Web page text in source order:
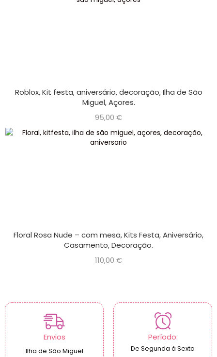
Roblox, Kit festa, aniversário, decoração, Ilha de São
Miguel, Açores.
95,00 €
Floral Rosa Nude – com mesa, Kits Festa, Aniversário,
Casamento, Decoração.
110,00 €
Envios
Ilha de São Miguel
Período:
De Segunda à Sexta